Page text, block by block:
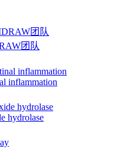
团队
inflammation
hydrolase